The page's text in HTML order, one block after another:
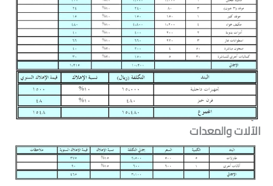
الآلات والمعدات